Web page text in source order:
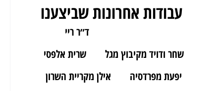
עבודות אחרונות שביצענו
ד״ר ריי
שחר ודויד מקיבוץ מגל
שרית אלפסי
יפעת מפרדסיה
אילן מקריית השרון